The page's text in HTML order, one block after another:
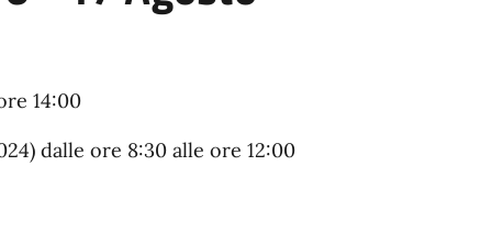
14:00
dalle ore 8:30 alle ore 12:00